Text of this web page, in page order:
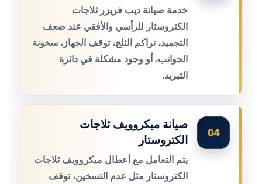
خدمة صيانة ديب فريزر ثلاجات
الكتروستار للرأسي والأفقي عند ضعف
التجميد، تراكم الثلج، توقف الجهاز، سخونة
الجوانب، أو وجود مشكلة في دائرة
التبريد.
04
صيانة ميكروويف ثلاجات
الكتروستار
يتم التعامل مع أعطال ميكروويف ثلاجات
الكتروستار مثل عدم التسخين، توقف